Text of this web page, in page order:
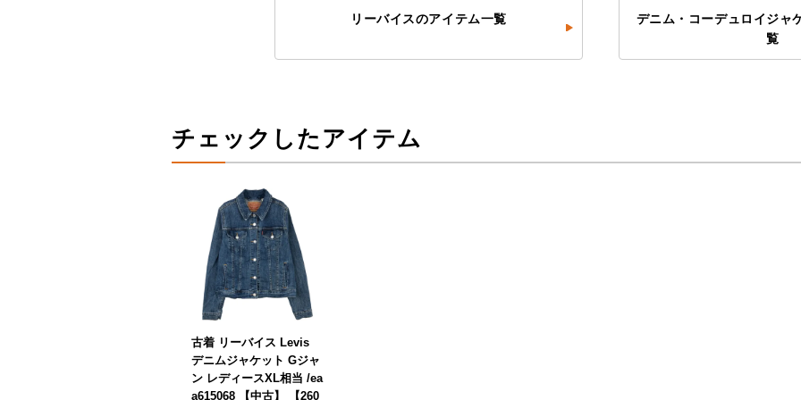
リーバイスのアイテム一覧
デニム・コーデュロイジャ
覧
チェックしたアイテム
古着 リーバイス Levis
デニムジャケット Gジャ
ン レディースXL相当 /ea
a615068 【中古】 【260